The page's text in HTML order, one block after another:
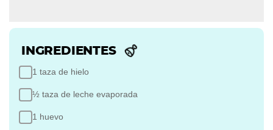
INGREDIENTES
1 taza de hielo
½ taza de leche evaporada
1 huevo